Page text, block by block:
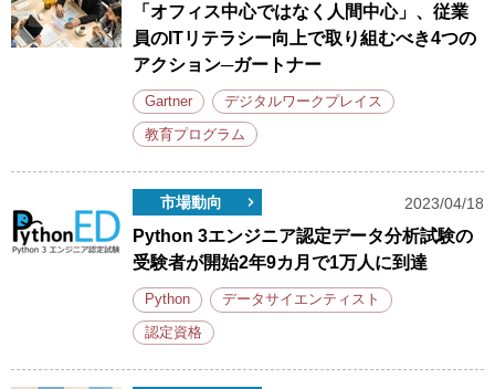
「オフィス中心ではなく人間中心」、従業
員のITリテラシー向上で取り組むべき4つの
アクション─ガートナー
Gartner デジタルワークプレイス
教育プログラム
市場動向 2023/04/18
Python 3エンジニア認定データ分析試験の
受験者が開始2年9カ月で1万人に到達
Python データサイエンティスト
認定資格